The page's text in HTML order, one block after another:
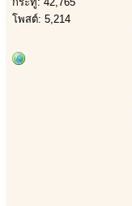
โพสต์: 5,214